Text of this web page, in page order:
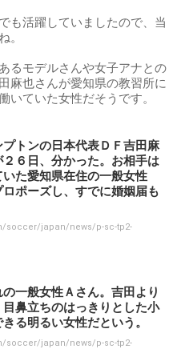
も活躍していましたので、当
。
るモデルさんや女子アナとの
麻也さんが愛知県の教習所に
いていた女性だそうです。
トンの日本代表ＤＦ吉田麻
６日、分かった。お相手は
た愛知県在住の一般女性
ロポーズし、すでに婚姻届も
soccer/japan/news/p-sc-tp2-
一般女性Ａさん。吉田より
鼻立ちのはっきりとした小
る明るい女性だという。
soccer/japan/news/p-sc-tp2-